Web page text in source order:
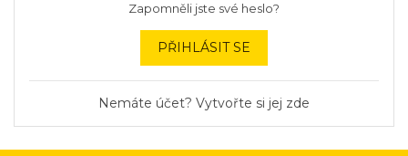
Zapomněli jste své heslo?
PŘIHLÁSIT SE
Nemáte účet? Vytvořte si jej zde